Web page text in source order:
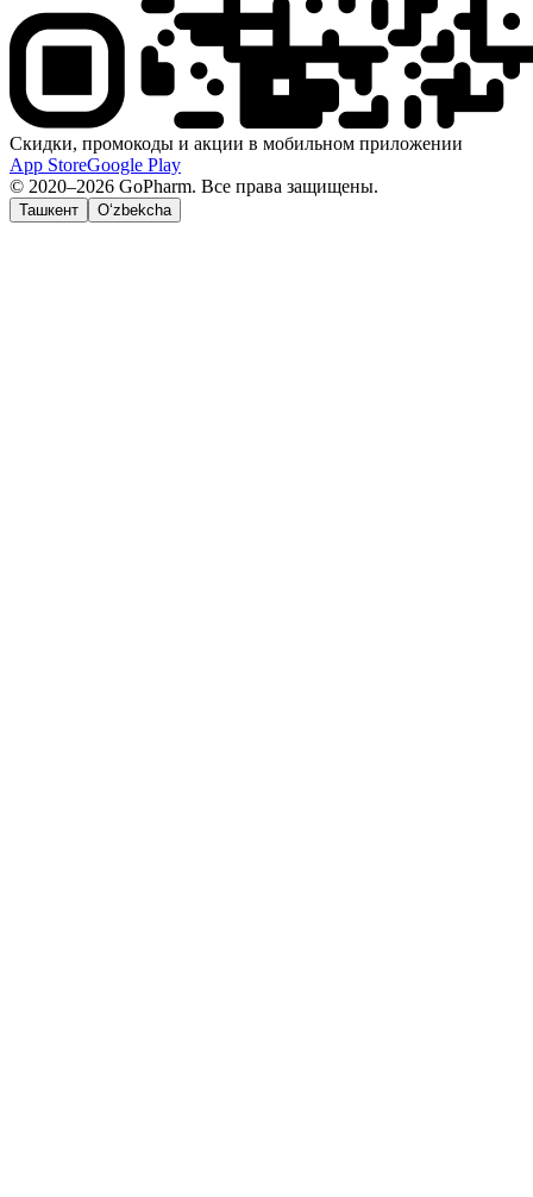
Скидки, промокоды и акции в мобильном приложении
App StoreGoogle Play
© 2020–2026 GoPharm. Все права защищены.
Ташкент O‘zbekcha